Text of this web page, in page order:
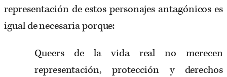
representación de estos personajes antagónicos es
igual de necesaria porque:
Queers de la vida real no merecen
representación, protección y derechos